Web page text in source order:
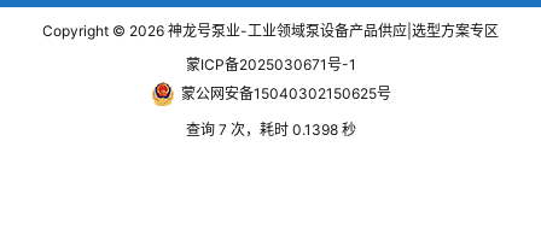
Copyright © 2026 神龙号泵业-工业领域泵设备产品供应|选型方案专区
蒙ICP备2025030671号-1
蒙公网安备15040302150625号
查询 7 次，耗时 0.1398 秒